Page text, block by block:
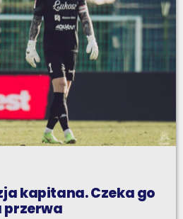
kapitana. Czeka go
przerwa